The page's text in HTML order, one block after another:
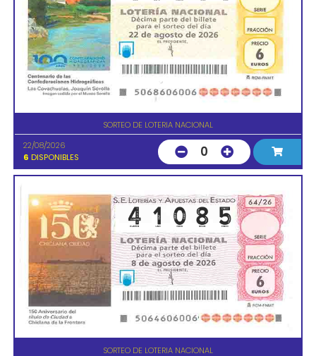
SORTEO DE LOTERIA NACIONAL
22/08/2026
6 DISPONIBLES 0
SORTEO DE LOTERIA NACIONAL